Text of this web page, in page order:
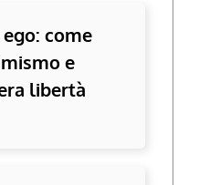
come
e
libertà